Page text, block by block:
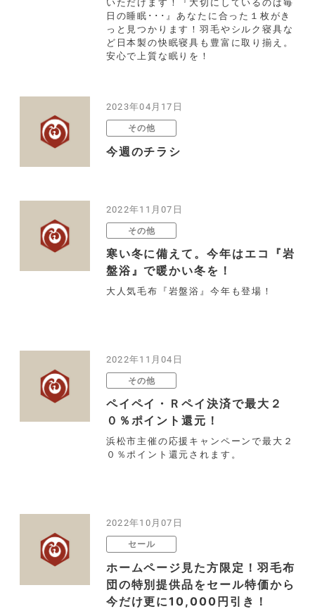
日の睡眠･･･』あなたに合った１枚がき
っと見つかります！羽毛やシルク寝具な
ど日本製の快眠寝具も豊富に取り揃え。
安心で上質な眠りを！
2023年04月17日
その他
今週のチラシ
2022年11月07日
その他
寒い冬に備えて。今年はエコ『岩
盤浴』で暖かい冬を！
大人気毛布『岩盤浴』今年も登場！
2022年11月04日
その他
ペイペイ・Ｒペイ決済で最大２
０％ポイント還元！
浜松市主催の応援キャンペーンで最大２
０％ポイント還元されます。
2022年10月07日
セール
ホームページ見た方限定！羽毛布
団の特別提供品をセール特価から
今だけ更に10,000円引き！